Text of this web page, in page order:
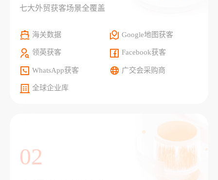
七大外贸获客场景全覆盖
海关数据 Google地图获客
领英获客 Facebook获客
WhatsApp获客 广交会采购商
全球企业库
02